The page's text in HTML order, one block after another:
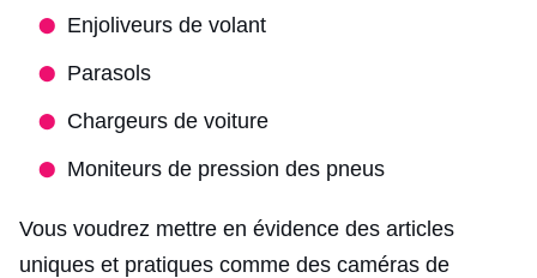
Enjoliveurs de volant
Parasols
Chargeurs de voiture
Moniteurs de pression des pneus
Vous voudrez mettre en évidence des articles
uniques et pratiques comme des caméras de